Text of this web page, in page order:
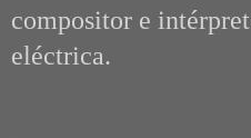
compositor e
eléctrica.